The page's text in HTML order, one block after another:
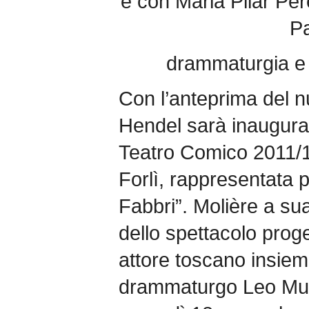
drammaturgia
Con l’anteprima del
Hendel sarà
Teatro Comico
Forlì, rappresentata
Fabbri”. Molière a
dello spettacolo
attore toscano
drammaturgo Leo